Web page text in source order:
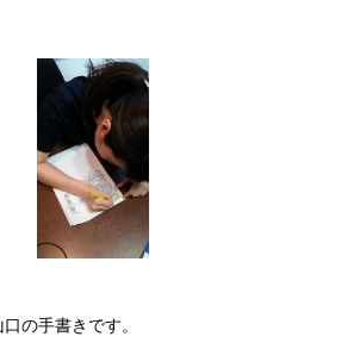
の手書きです。